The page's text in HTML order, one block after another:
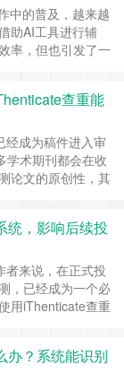
中的普及，越来越
助AI工具进行辅
率，但也引发了一
期刊使用的查重工
“AI率检测”成为
读 »
查重能
经成为稿件进入审
学术期刊都会在收
论文的原创性，其
以确保重复率符合
统，影响后续投
者来说，在正式投
，已经成为一个必
用iThenticate查重
开发的一款专业
办？系统能识别